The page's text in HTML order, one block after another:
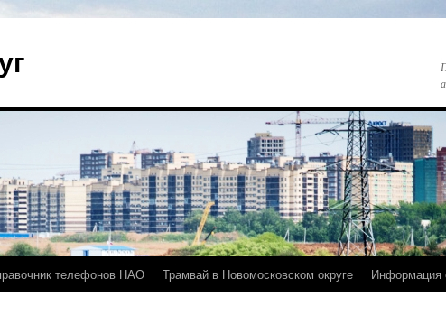
телефонов НАО Трамвай в Новомосковском округе Информация